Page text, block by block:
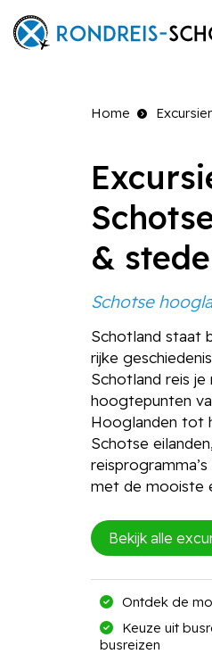
Home
&
Schotse
Schotland staat
rijke
Schotland reis
hoogtepunten
Hooglanden tot
Schotse
met de mooiste
Bekijk alle
Ontdek de
Keuze uit
busreizen